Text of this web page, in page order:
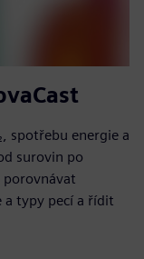
spotřebu energie a
surovin po
porovnávat
a typy pecí a řídit